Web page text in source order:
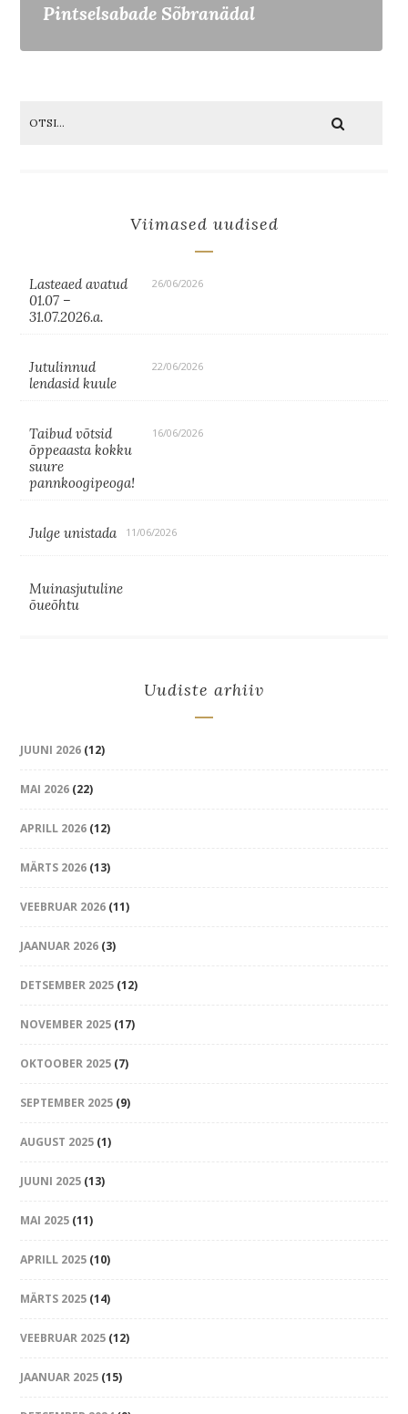
Pintselsabade Sõbranädal
Viimased uudised
Lasteaed avatud
01.07 –
31.07.2026.a.
26/06/2026
Jutulinnud
lendasid kuule
22/06/2026
Taibud võtsid
õppeaasta kokku
suure
pannkoogipeoga!
16/06/2026
Julge unistada 11/06/2026
Muinasjutuline
õueõhtu
Uudiste arhiiv
JUUNI 2026 (12)
MAI 2026 (22)
APRILL 2026 (12)
MÄRTS 2026 (13)
VEEBRUAR 2026 (11)
JAANUAR 2026 (3)
DETSEMBER 2025 (12)
NOVEMBER 2025 (17)
OKTOOBER 2025 (7)
SEPTEMBER 2025 (9)
AUGUST 2025 (1)
JUUNI 2025 (13)
MAI 2025 (11)
APRILL 2025 (10)
MÄRTS 2025 (14)
VEEBRUAR 2025 (12)
JAANUAR 2025 (15)